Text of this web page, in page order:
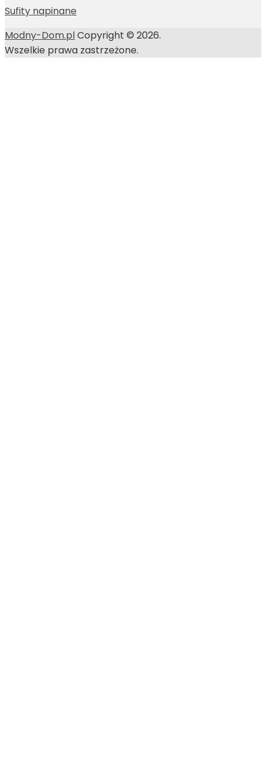
Sufity napinane
Modny-Dom.plCopyright © 2026.
Wszelkie prawa zastrzeżone.